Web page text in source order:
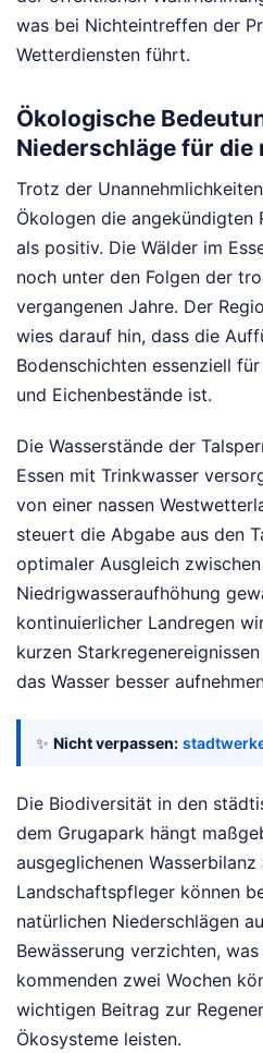
was bei Nichteintreffen der
Wetterdiensten führt.
Ökologische
Niederschläge für die
Trotz der
Ökologen die angekündigten
als positiv. Die Wälder im
noch unter den Folgen der
vergangenen Jahre. Der
wies darauf hin, dass die
Bodenschichten essenziell
und Eichenbestände ist.
Die Wasserstände der
Essen mit Trinkwasser
von einer nassen
steuert die Abgabe aus den
optimaler Ausgleich
Niedrigwasseraufhöhung
kontinuierlicher Landregen
kurzen
das Wasser besser
✨ Nicht verpassen:
Die Biodiversität in den
dem Grugapark hängt
ausgeglichenen
Landschaftspfleger können
natürlichen Niederschlägen
Bewässerung verzichten,
kommenden zwei Wochen
wichtigen Beitrag zur
Ökosysteme leisten.